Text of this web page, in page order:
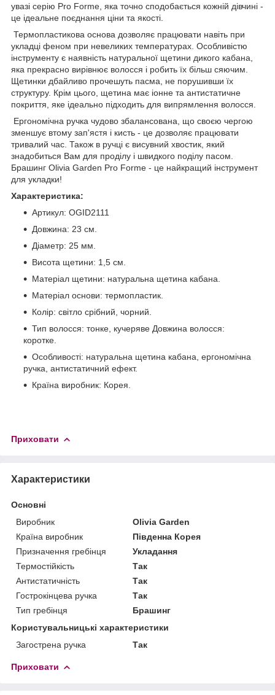
увазі серію Pro Forme, яка точно сподобається кожній дівчині -
це ідеальне поєднання ціни та якості.
Термопластикова основа дозволяє працювати навіть при
укладці феном при невеликих температурах. Особливістю
інструменту є наявність натуральної щетини дикого кабана,
яка прекрасно вирівнює волосся і робить їх більш сяючим.
Щетинки дбайливо прочешуть пасма, не порушивши їх
структуру. Крім цього, щетина має іонне та антистатичне
покриття, яке ідеально підходить для випрямлення волосся.
Ергономічна ручка чудово збалансована, що своєю чергою
зменшує втому зап'ястя і кисть - це дозволяє працювати
тривалий час. Також в ручці є висувний хвостик, який
знадобиться Вам для проділу і швидкого поділу пасом.
Брашинг Olivia Garden Pro Forme - це найкращий інструмент
для укладки!
Характеристика:
Артикул: OGID2111
Довжина: 23 см.
Діаметр: 25 мм.
Висота щетини: 1,5 см.
Матеріал щетини: натуральна щетина кабана.
Матеріал основи: термопластик.
Колір: світло срібний, чорний.
Тип волосся: тонке, кучеряве Довжина волосся:
коротке.
Особливості: натуральна щетина кабана, ергономічна
ручка, антистатичний ефект.
Країна виробник: Корея.
Приховати
Характеристики
Основні
Виробник
Olivia Garden
Країна виробник
Південна Корея
Призначення гребінця
Укладання
Термостійкість
Так
Антистатичність
Так
Гострокінцева ручка
Так
Тип гребінця
Брашинг
Користувальницькі характеристики
Загострена ручка
Так
Приховати